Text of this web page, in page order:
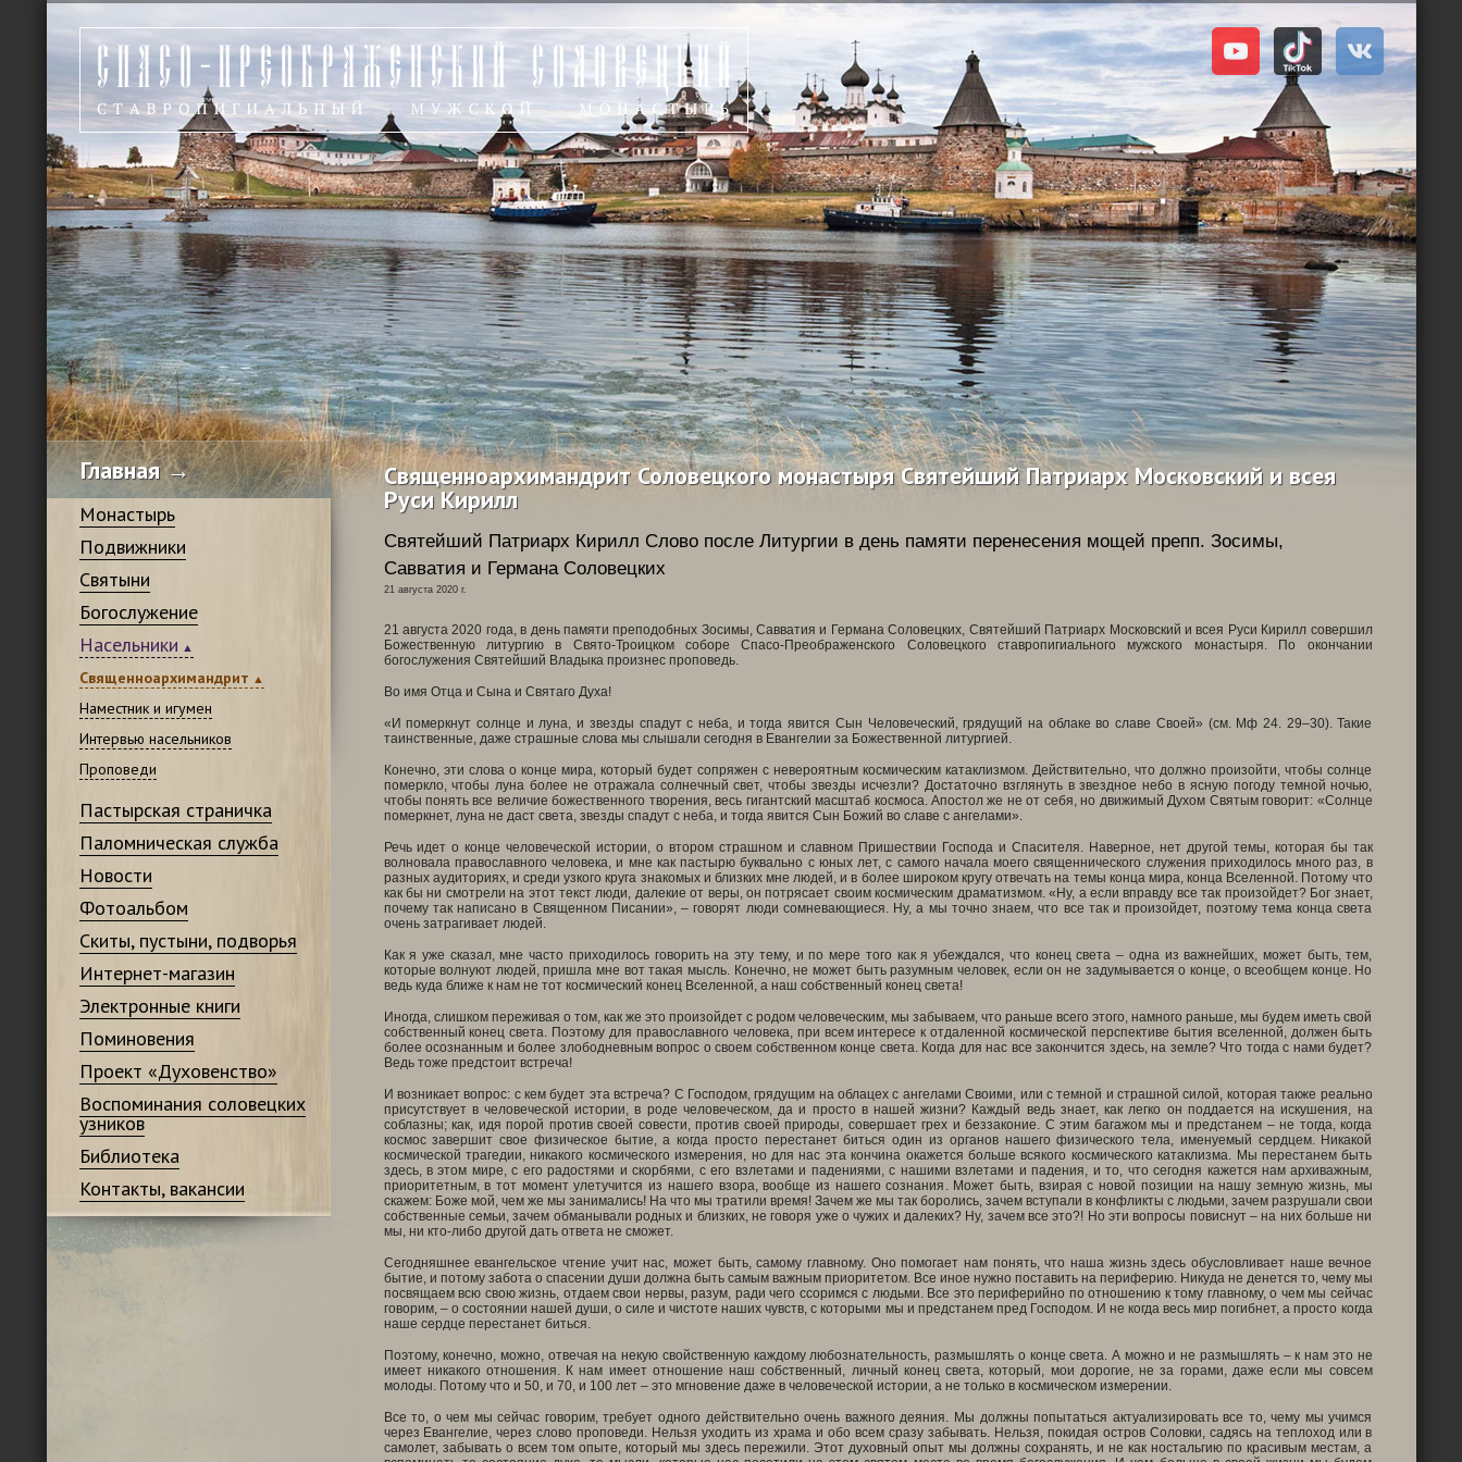
Главная →
Монастырь
Подвижники
Святыни
Богослужение
Насельники
Священноархимандрит
Наместник и игумен
Интервью насельников
Проповеди
Пастырская страничка
Паломническая служба
Новости
Фотоальбом
Скиты, пустыни, подворья
Интернет-магазин
Электронные книги
Поминовения
Проект «Духовенство»
Воспоминания соловецких
узников
Библиотека
Контакты, вакансии
Священноархимандрит Соловецкого монастыря Святейший Патриарх Московский и всея
Руси Кирилл
Святейший Патриарх Кирилл Слово после Литургии в день памяти перенесения мощей препп. Зосимы,
Савватия и Германа Соловецких
21 августа 2020 г.
21 августа 2020 года, в день памяти преподобных Зосимы, Савватия и Германа Соловецких, Святейший Патриарх Московский и всея Руси Кирилл совершил
Божественную литургию в Свято-Троицком соборе Спасо-Преображенского Соловецкого ставропигиального мужского монастыря. По окончании
богослужения Святейший Владыка произнес проповедь.
Во имя Отца и Сына и Святаго Духа!
«И померкнут солнце и луна, и звезды спадут с неба, и тогда явится Сын Человеческий, грядущий на облаке во славе Своей» (см. Мф 24. 29–30). Такие
таинственные, даже страшные слова мы слышали сегодня в Евангелии за Божественной литургией.
Конечно, эти слова о конце мира, который будет сопряжен с невероятным космическим катаклизмом. Действительно, что должно произойти, чтобы солнце
померкло, чтобы луна более не отражала солнечный свет, чтобы звезды исчезли? Достаточно взглянуть в звездное небо в ясную погоду темной ночью,
чтобы понять все величие божественного творения, весь гигантский масштаб космоса. Апостол же не от себя, но движимый Духом Святым говорит: «Солнце
померкнет, луна не даст света, звезды спадут с неба, и тогда явится Сын Божий во славе с ангелами».
Речь идет о конце человеческой истории, о втором страшном и славном Пришествии Господа и Спасителя. Наверное, нет другой темы, которая бы так
волновала православного человека, и мне как пастырю буквально с юных лет, с самого начала моего священнического служения приходилось много раз, в
разных аудиториях, и среди узкого круга знакомых и близких мне людей, и в более широком кругу отвечать на темы конца мира, конца Вселенной. Потому что
как бы ни смотрели на этот текст люди, далекие от веры, он потрясает своим космическим драматизмом. «Ну, а если вправду все так произойдет? Бог знает,
почему так написано в Священном Писании», – говорят люди сомневающиеся. Ну, а мы точно знаем, что все так и произойдет, поэтому тема конца света
очень затрагивает людей.
Как я уже сказал, мне часто приходилось говорить на эту тему, и по мере того как я убеждался, что конец света – одна из важнейших, может быть, тем,
которые волнуют людей, пришла мне вот такая мысль. Конечно, не может быть разумным человек, если он не задумывается о конце, о всеобщем конце. Но
ведь куда ближе к нам не тот космический конец Вселенной, а наш собственный конец света!
Иногда, слишком переживая о том, как же это произойдет с родом человеческим, мы забываем, что раньше всего этого, намного раньше, мы будем иметь свой
собственный конец света. Поэтому для православного человека, при всем интересе к отдаленной космической перспективе бытия вселенной, должен быть
более осознанным и более злободневным вопрос о своем собственном конце света. Когда для нас все закончится здесь, на земле? Что тогда с нами будет?
Ведь тоже предстоит встреча!
И возникает вопрос: с кем будет эта встреча? С Господом, грядущим на облацех с ангелами Своими, или с темной и страшной силой, которая также реально
присутствует в человеческой истории, в роде человеческом, да и просто в нашей жизни? Каждый ведь знает, как легко он поддается на искушения, на
соблазны; как, идя порой против своей совести, против своей природы, совершает грех и беззаконие. С этим багажом мы и предстанем – не тогда, когда
космос завершит свое физическое бытие, а когда просто перестанет биться один из органов нашего физического тела, именуемый сердцем. Никакой
космической трагедии, никакого космического измерения, но для нас эта кончина окажется больше всякого космического катаклизма. Мы перестанем быть
здесь, в этом мире, с его радостями и скорбями, с его взлетами и падениями, с нашими взлетами и падения, и то, что сегодня кажется нам архиважным,
приоритетным, в тот момент улетучится из нашего взора, вообще из нашего сознания. Может быть, взирая с новой позиции на нашу земную жизнь, мы
скажем: Боже мой, чем же мы занимались! На что мы тратили время! Зачем же мы так боролись, зачем вступали в конфликты с людьми, зачем разрушали свои
собственные семьи, зачем обманывали родных и близких, не говоря уже о чужих и далеких? Ну, зачем все это?! Но эти вопросы повиснут – на них больше ни
мы, ни кто-либо другой дать ответа не сможет.
Сегодняшнее евангельское чтение учит нас, может быть, самому главному. Оно помогает нам понять, что наша жизнь здесь обусловливает наше вечное
бытие, и потому забота о спасении души должна быть самым важным приоритетом. Все иное нужно поставить на периферию. Никуда не денется то, чему мы
посвящаем всю свою жизнь, отдаем свои нервы, разум, ради чего ссоримся с людьми. Все это периферийно по отношению к тому главному, о чем мы сейчас
говорим, – о состоянии нашей души, о силе и чистоте наших чувств, с которыми мы и предстанем пред Господом. И не когда весь мир погибнет, а просто когда
наше сердце перестанет биться.
Поэтому, конечно, можно, отвечая на некую свойственную каждому любознательность, размышлять о конце света. А можно и не размышлять – к нам это не
имеет никакого отношения. К нам имеет отношение наш собственный, личный конец света, который, мои дорогие, не за горами, даже если мы совсем
молоды. Потому что и 50, и 70, и 100 лет – это мгновение даже в человеческой истории, а не только в космическом измерении.
Все то, о чем мы сейчас говорим, требует одного действительно очень важного деяния. Мы должны попытаться актуализировать все то, чему мы учимся
через Евангелие, через слово проповеди. Нельзя уходить из храма и обо всем сразу забывать. Нельзя, покидая остров Соловки, садясь на теплоход или в
самолет, забывать о всем том опыте, который мы здесь пережили. Этот духовный опыт мы должны сохранять, и не как ностальгию по красивым местам, а